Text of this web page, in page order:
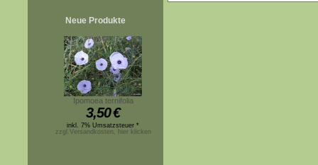
Neue Produkte
Ipomoea ternifolia
3,50€
inkl. 7% Umsatzsteuer *
zzgl.Versandkosten, hier klicken